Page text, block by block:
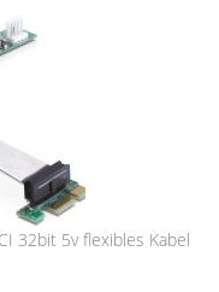
32bit 5v flexibles Kabel